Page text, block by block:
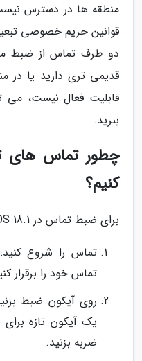
منطقه ها در دسترس
قوانین حریم خصوصی
دو طرف تماس از ضبط
قدیمی تری دارید یا در
قابلیت فعال نیست، می
ببرید.
چطور تماس های
کنیم؟
برای ضبط تماس در iOS 18.1، مراحل زیر را انجام دهید:
تماس را شروع
تماس خود را برقرار
روی آیکون ضبط
یک آیکون تازه
ضربه بزنید.